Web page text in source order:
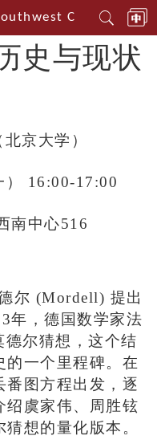
China
史与现状
京大学）
） 16:00-17:00
南中心516
尔 (Mordell) 提出
年，德国数学家法
尔猜想，这个结
的一个里程碑。在
图方程出发，逐
绍虞家伟、周胜铉
想的量化版本。